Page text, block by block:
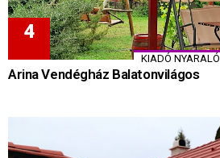
KIADÓ NYARALÓ
Arina Vendégház Balatonvilágos